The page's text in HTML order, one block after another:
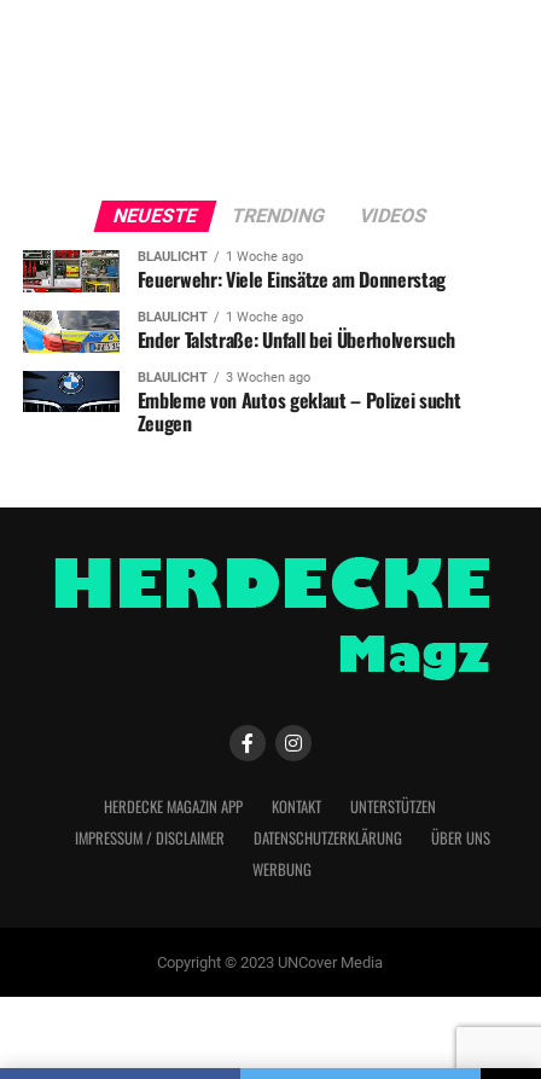
NEUESTE TRENDING VIDEOS
BLAULICHT 1 Woche ago
Feuerwehr: Viele Einsätze am Donnerstag
BLAULICHT 1 Woche ago
Ender Talstraße: Unfall bei Überholversuch
BLAULICHT 3 Wochen ago
Embleme von Autos geklaut – Polizei sucht
Zeugen
HERDECKE MAGAZIN APP KONTAKT
UNTERSTÜTZEN
IMPRESSUM / DISCLAIMER
DATENSCHUTZERKLÄRUNG
ÜBER UNS
WERBUNG
Copyright © 2023 UNCover Media